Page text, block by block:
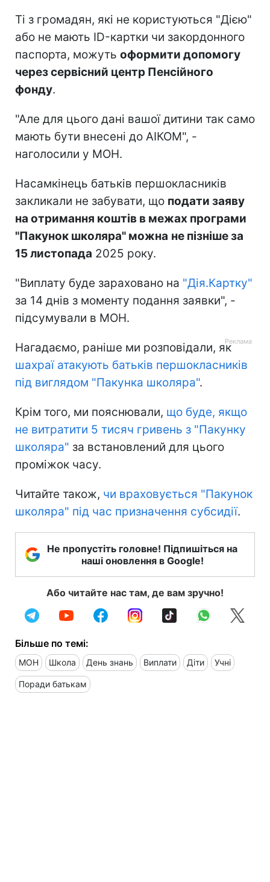
Ті з громадян, які не користуються "Дією"
або не мають ID-картки чи закордонного
паспорта, можуть оформити допомогу
через сервісний центр Пенсійного
фонду.
"Але для цього дані вашої дитини так само
мають бути внесені до АІКОМ", -
наголосили у МОН.
Насамкінець батьків першокласників
закликали не забувати, що подати заяву
на отримання коштів в межах програми
"Пакунок школяра" можна не пізніше за
15 листопада 2025 року.
"Виплату буде зараховано на "Дія.Картку"
за 14 днів з моменту подання заявки", -
підсумували в МОН.
Нагадаємо, раніше ми розповідали, як
шахраї атакують батьків першокласників
під виглядом "Пакунка школяра".
Крім того, ми пояснювали, що буде, якщо
не витратити 5 тисяч гривень з "Пакунку
школяра" за встановлений для цього
проміжок часу.
Читайте також, чи враховується "Пакунок
школяра" під час призначення субсидії.
Не пропустіть головне! Підпишіться на
наші оновлення в Google!
Або читайте нас там, де вам зручно!
Більше по темі:
МОН Школа День знань Виплати Діти Учні
Поради батькам